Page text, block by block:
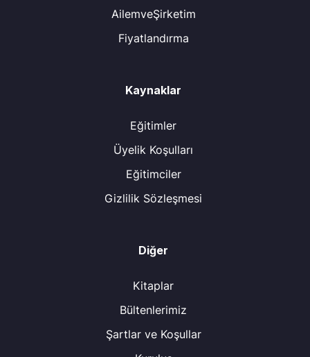
AilemveŞirketim
Fiyatlandırma
Kaynaklar
Eğitimler
Üyelik Koşulları
Eğitimciler
Gizlilik Sözleşmesi
Diğer
Kitaplar
Bültenlerimiz
Şartlar ve Koşullar